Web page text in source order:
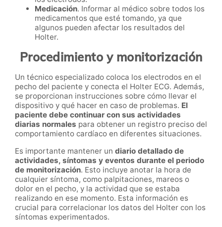
Medicación. Informar al médico sobre todos los
medicamentos que esté tomando, ya que
algunos pueden afectar los resultados del
Holter.
Procedimiento y monitorización
Un técnico especializado coloca los electrodos en el
pecho del paciente y conecta el Holter ECG. Además,
se proporcionan instrucciones sobre cómo llevar el
dispositivo y qué hacer en caso de problemas. El
paciente debe continuar con sus actividades
diarias normales para obtener un registro preciso del
comportamiento cardíaco en diferentes situaciones.
Es importante mantener un diario detallado de
actividades, síntomas y eventos durante el periodo
de monitorización. Esto incluye anotar la hora de
cualquier síntoma, como palpitaciones, mareos o
dolor en el pecho, y la actividad que se estaba
realizando en ese momento. Esta información es
crucial para correlacionar los datos del Holter con los
síntomas experimentados.